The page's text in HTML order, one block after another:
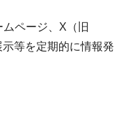
ページ、X（旧
等を定期的に情報発